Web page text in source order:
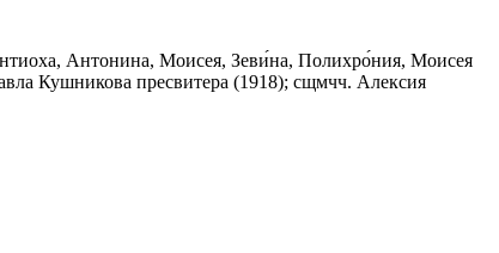
Антонина, Моисея, Зеви́на, Полихро́ния, Моисея
Кушникова пресвитера (1918); сщмчч. Алексия